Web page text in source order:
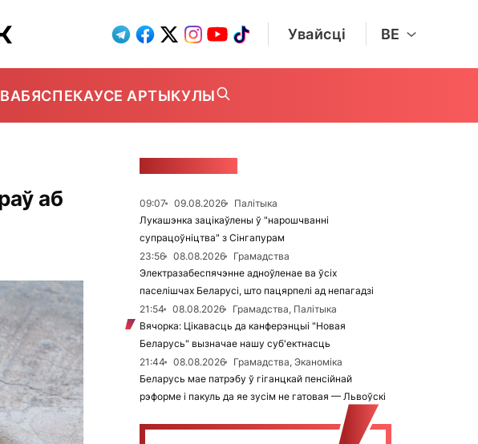
Увайсці BE
БЯСПЕКАУСЕ АРТЫКУЛЫ
аб
09:07 09.08.2026
Палітыка
Лукашэнка зацікаўлены ў "нарошчванні
супрацоўніцтва" з Сінгапурам
23:56
08.08.2026
Грамадства
Электразабеспячэнне адноўленае ва ўсіх
паселішчах Беларусі, што пацярпелі ад непагадзі
21:54
08.08.2026
Грамадства, Палітыка
Вячорка: Цікавасць да канферэнцыі "Новая
Беларусь" вызначае нашу суб'ектнасць
21:44
08.08.2026
Грамадства, Эканоміка
Беларусь мае патрэбу ў гіганцкай пенсійнай
рэформе і пакуль да яе зусім не гатовая — Львоўскі